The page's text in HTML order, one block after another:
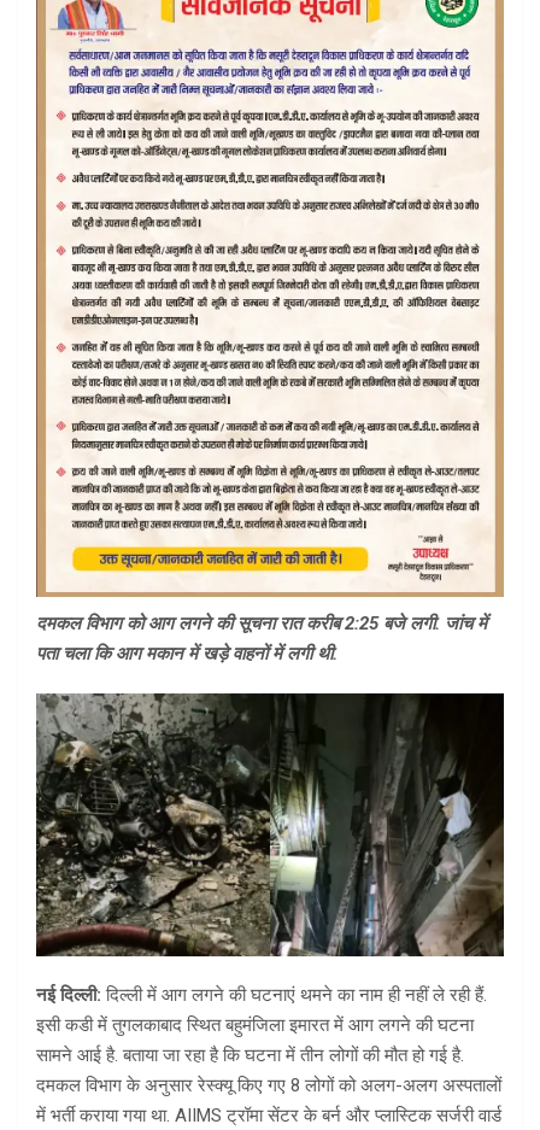
दमकल विभाग को आग लगने की सूचना रात करीब 2:25 बजे लगी. जांच में
पता चला कि आग मकान में खड़े वाहनों में लगी थी.
नई दिल्ली:दिल्ली में आग लगने की घटनाएं थमने का नाम ही नहीं ले रही हैं.
इसी कडी में तुगलकाबाद स्थित बहुमंजिला इमारत में आग लगने की घटना
सामने आई है. बताया जा रहा है कि घटना में तीन लोगों की मौत हो गई है.
दमकल विभाग के अनुसार रेस्क्यू किए गए 8 लोगों को अलग-अलग अस्पतालों
में भर्ती कराया गया था. AIIMS ट्रॉमा सेंटर के बर्न और प्लास्टिक सर्जरी वार्ड